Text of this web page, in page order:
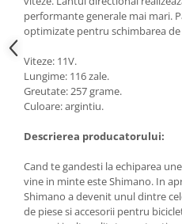
performante generale mai mari.
optimizate pentru schimbarea
Viteze: 11V.
Lungime: 116 zale.
Greutate: 257 grame.
Culoare: argintiu.
Descrierea producatorului:
Cand te gandesti la echiparea
vine in minte este Shimano. In
Shimano a devenit unul dintre
de piese si accesorii pentru